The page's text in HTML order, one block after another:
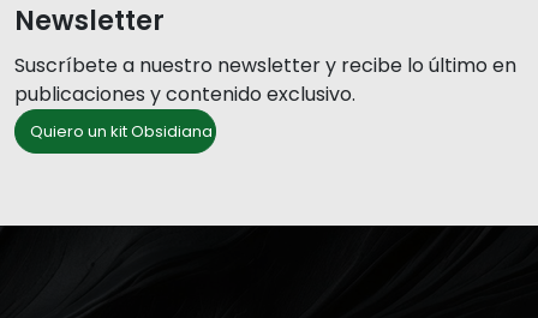
Newsletter
Suscríbete a nuestro newsletter y recibe lo último en
publicaciones y contenido exclusivo.
Quiero un kit Obsidiana